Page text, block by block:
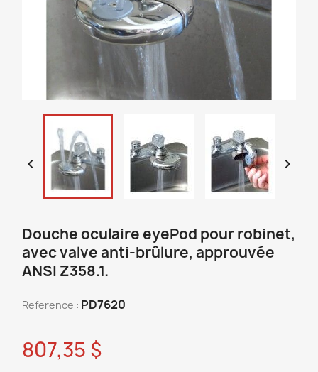
 
Douche oculaire eyePod pour robinet,
avec valve anti-brûlure, approuvée
ANSI Z358.1.
Reference : PD7620
807,35 $